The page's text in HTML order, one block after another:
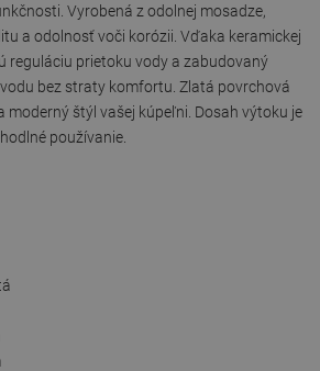
Vyrobená z odolnej mosadze,
a odolnosť voči korózii. Vďaka keramickej
reguláciu prietoku vody a zabudovaný
bez straty komfortu. Zlatá povrchová
moderný štýl vašej kúpeľni. Dosah výtoku je
používanie.